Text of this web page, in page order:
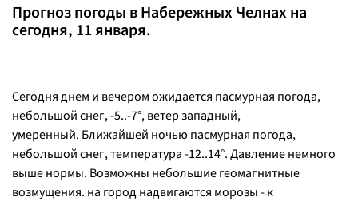
Прогноз погоды в Набережных Челнах на
сегодня, 11 января.
Сегодня днем и вечером ожидается пасмурная погода,
небольшой снег, -5..-7°, ветер западный,
умеренный. Ближайшей ночью пасмурная погода,
небольшой снег, температура -12..14°. Давление немного
выше нормы. Возможны небольшие геомагнитные
возмущения. на город надвигаются морозы - к